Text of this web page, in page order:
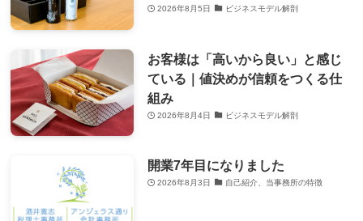
2026年8月5日 ビジネスモデル解剖
お客様は「高いから良い」と感じ
ている｜値決めが信頼をつくる仕
組み
2026年8月4日 ビジネスモデル解剖
開業7年目になりました
2026年8月3日 自己紹介、当事務所の特徴